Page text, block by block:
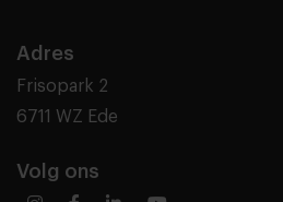
Adres
Frisopark 2
6711 WZ Ede
Volg ons